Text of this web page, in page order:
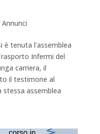
Annunci
è tenuta l’assemblea
Infermi del
carriera, il
il testimone al
stessa assemblea